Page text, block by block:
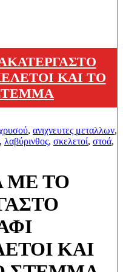
ΚΑΙ ΤΟ
, ανιχνευτες μεταλλων,
, λαβύρινθος, σκελετοί, στοά,
ΜΕ ΤΟ
ΚΑΙ